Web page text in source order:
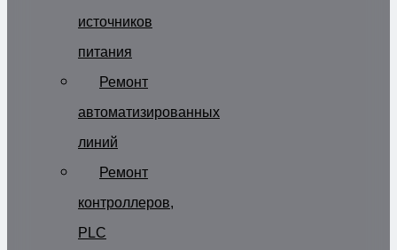
источников
питания
Ремонт
автоматизированных
линий
Ремонт
контроллеров,
PLC